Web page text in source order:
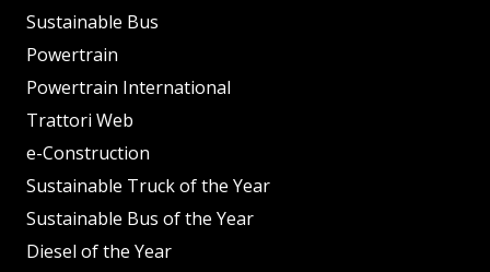
Sustainable Bus
Powertrain
Powertrain International
Trattori Web
e-Construction
Sustainable Truck of the Year
Sustainable Bus of the Year
Diesel of the Year